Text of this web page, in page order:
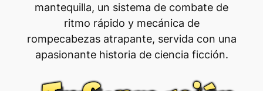
mantequilla, un sistema de combate de
ritmo rápido y mecánica de
rompecabezas atrapante, servida con una
apasionante historia de ciencia ficción.